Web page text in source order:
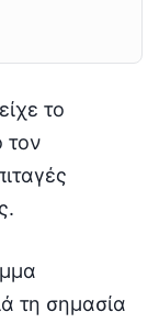
το
τον
τη σημασία